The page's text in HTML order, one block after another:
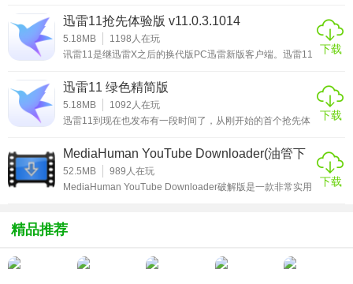
常见问题
1、百度文库下载器免积分哪个好用？
建议用冰点文库下载，同时生成pdf和doc文件，我用着相当
不错，这是目前最好的免财富值下载器。
怎么办？
冰点下载支持百度、豆丁、丁香、畅享、MBALib、HP009、
Doc88等文库文档。
3、百度文库里的文章怎么下载，不需要金币的方法？
频都分割成了小片段，其m3u8就是来记录这一堆地址的文
件，使用本下载器可以快速的下载并合并成一个完整的视频
文件。N_m3u8DL-CLI软件功能强大，简单易用，目前它只
支持Windows平台。该程序依赖于ffmpeg.exe用于合并视
迅雷11抢先体验版 v11.0.3.1014
5.18MB 1198 人在玩
讯雷11是继迅雷X之后的换代版PC迅雷新版客户端。迅雷11
为一，在迅雷云盘里，可以流畅的观看视频，从云盘取回文
件的速度，号称将前所未有的快！之前被许多忠实雷友们过
去一直吐槽的太像浏览器的问题，现在已经得到改进。这次
有着迅雷云盘的加持，而且得益于迅雷领先的下载技术，下
下载
迅雷11 绿色精简版
5.18MB 1092 人在玩
迅雷11到现在也发布有一段时间了，从刚开始的首个抢先体
了不少雷友的好评，得到了很多网友的肯定。在这一段时间
里，迅雷11再次突破自己。实现了全新的搜索功能，可以便
捷的搜索“下载、云盘、全网”中的内容。您云添加的文件，
也会在添加成功时弹出提示让您及时得知。开创性的将【下
下载
MediaHuman YouTube Downloader(油管下
载工具) v3.9.9.42破解版(含破解教程)
52.5MB 989 人在玩
MediaHuman YouTube Downloader破解版是一款非常实用
装即可，其详细的安装破解教程可参考下文操作，亲测可
用。MediaHuman YouTube Downloader破解版上有很多有
文件，软件将
下载
精品推荐